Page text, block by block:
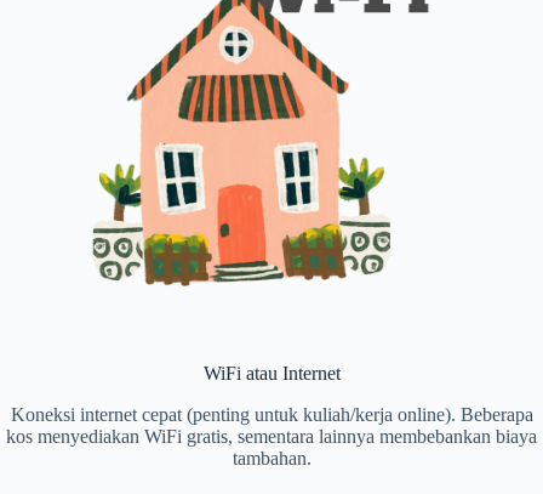
WiFi atau Internet
Koneksi internet cepat (penting untuk kuliah/kerja online). Beberapa
kos menyediakan WiFi gratis, sementara lainnya membebankan biaya
tambahan.